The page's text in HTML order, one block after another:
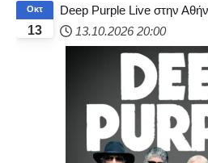
13
Οκτ
Deep Purple Live στην
13.10.2026 20:00